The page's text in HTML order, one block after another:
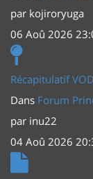
par kojiroryuga
06 Aoû 2026
Récapitulatif
Dans Forum
par inu22
04 Aoû 2026